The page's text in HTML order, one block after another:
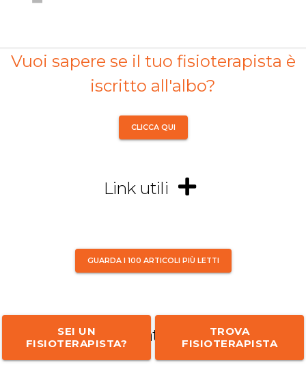
Vuoi sapere se il tuo fisioterapista è
iscritto all'albo?
CLICCA QUI
Link utili
GUARDA I 100 ARTICOLI PIÙ LETTI
Articoli informativi più letti
SEI UN
FISIOTERAPISTA?
TROVA
FISIOTERAPISTA